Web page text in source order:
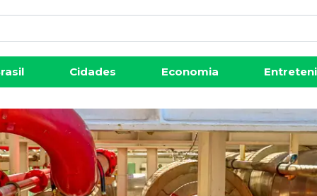
Cidades Economia